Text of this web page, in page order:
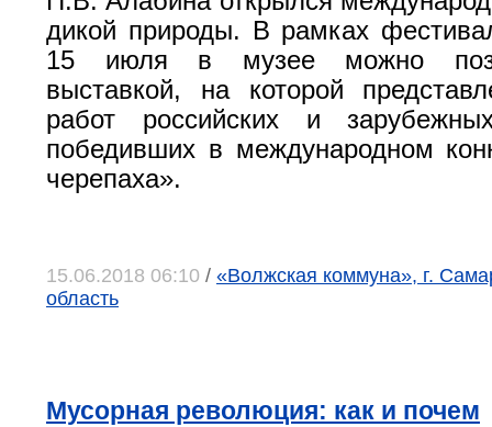
дикой природы. В рамках
15 июля в музее можно
выставкой, на которой
работ российских и
победивших в международном
черепаха».
15.06.2018 06:10 / «Волжская коммуна», г.
область
Мусорная революция: как и почем